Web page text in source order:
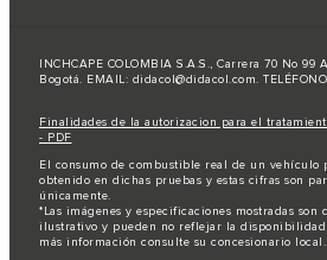
INCHCAPE COLOMBIA S.A.S., Carrera 70 No 99
Bogotá. EMAIL: didacol@didacol.com.
Finalidades de la autorizacion para el
- PDF
El consumo de combustible real de un vehículo
obtenido en dichas pruebas y estas cifras son
únicamente.
*Las imágenes y especificaciones mostradas son
ilustrativo y pueden no reflejar la disponibilidad
más información consulte su concesionario local.